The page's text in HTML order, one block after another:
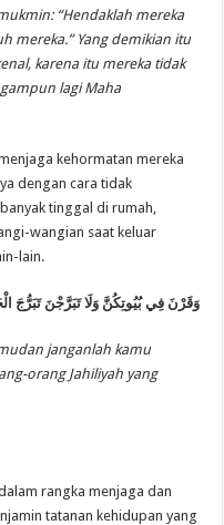
“Hendaklah mereka
mereka.” Yang demikian itu
karena itu mereka tidak
lagi Maha
kehormatan mereka
dengan cara tidak
tinggal di rumah,
wangian saat keluar
lain.
وَقَرْنَ فِي بُيُوتِكُنَّ وَلَا تَبَرَّجْنَ تَبَرُّجَ
janganlah kamu
orang Jahiliyah yang
rangka menjaga dan
tatanan kehidupan yang